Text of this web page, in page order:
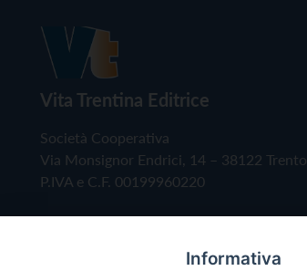
Vita Trentina Editrice
Società Cooperativa
Via Monsignor Endrici, 14 – 38122 Trento
P.IVA e C.F. 00199960220
Informativa